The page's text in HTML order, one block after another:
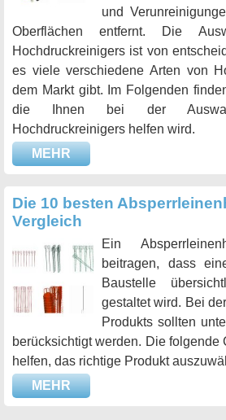
und
Oberflächen entfernt. Die
Hochdruckreinigers ist von
es viele verschiedene Arten von
dem Markt gibt. Im Folgenden
die Ihnen bei der
Hochdruckreinigers helfen wird.
MEHR
Die 10 besten
Vergleich
Ein
beitragen, dass
Baustelle
gestaltet wird. Bei
Produkts sollten
berücksichtigt werden. Die folgende
helfen, das richtige Produkt
MEHR